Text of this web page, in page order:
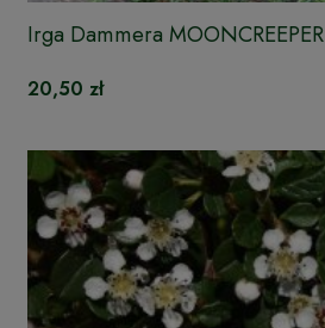
Irga Dammera MOONCREEPER
20,50 zł